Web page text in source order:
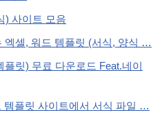
) 사이트 모음
엑셀, 워드 템플릿 (서식, 양식 …
릿) 무료 다운로드 Feat.네이
템플릿 사이트에서 서식 파일 …